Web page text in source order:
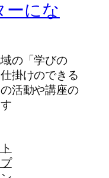
ーにな
の「学びの
掛けのできる
活動や講座の